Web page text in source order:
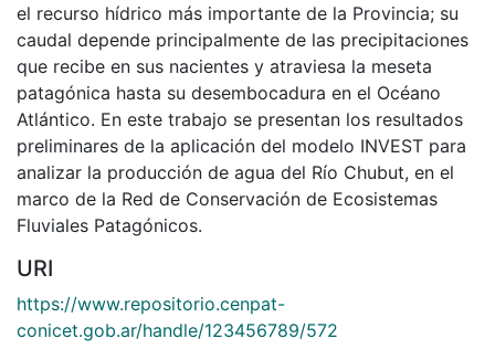
el recurso hídrico más importante de la Provincia; su
caudal depende principalmente de las precipitaciones
que recibe en sus nacientes y atraviesa la meseta
patagónica hasta su desembocadura en el Océano
Atlántico. En este trabajo se presentan los resultados
preliminares de la aplicación del modelo INVEST para
analizar la producción de agua del Río Chubut, en el
marco de la Red de Conservación de Ecosistemas
Fluviales Patagónicos.
URI
https://www.repositorio.cenpat-
conicet.gob.ar/handle/123456789/572